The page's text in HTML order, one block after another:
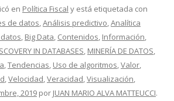
en Política Fiscal y está etiquetada con
de datos,Análisis predictivo,Analítica
, Big Data, Contenidos, Información,
IN DATABASES, MINERÍA DE DATOS,
,Tendencias, Uso de algoritmos,Valor,
,Velocidad,Veracidad,Visualización,
2019 por JUAN MARIO ALVA MATTEUCCI.